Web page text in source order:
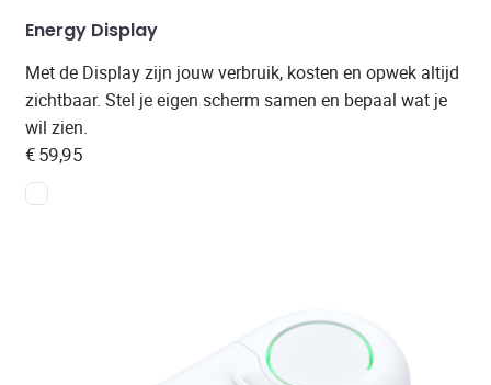
Energy Display
Met de Display zijn jouw verbruik, kosten en opwek altijd
zichtbaar. Stel je eigen scherm samen en bepaal wat je
wil zien.
€59,95